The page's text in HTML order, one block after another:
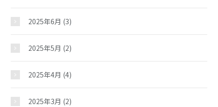
2025年6月 (3)
2025年5月 (2)
2025年4月 (4)
2025年3月 (2)